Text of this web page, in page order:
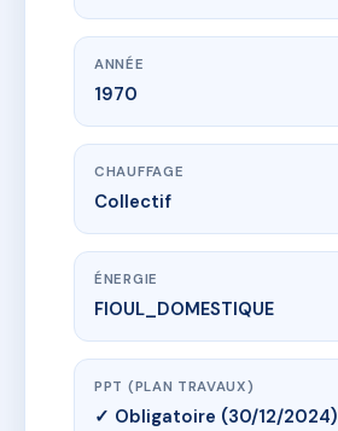
ANNÉE
1970
CHAUFFAGE
Collectif
ÉNERGIE
FIOUL_DOMESTIQUE
PPT (PLAN TRAVAUX)
✓ Obligatoire (30/12/2024)